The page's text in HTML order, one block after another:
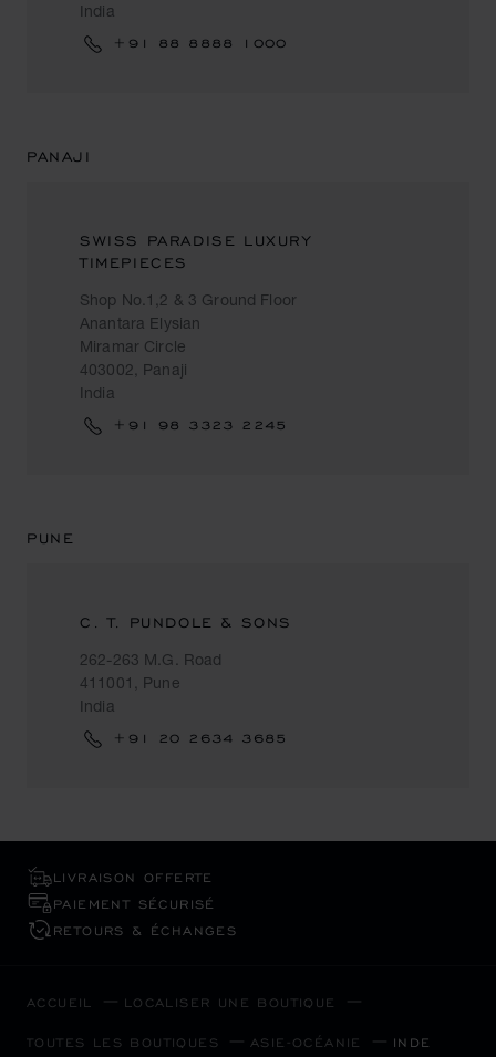
India
+91 88 8888 1000
PANAJI
SWISS PARADISE LUXURY
TIMEPIECES
Shop No.1,2 & 3 Ground Floor
Anantara Elysian
Miramar Circle
403002, Panaji
India
+91 98 3323 2245
PUNE
C. T. PUNDOLE & SONS
262-263 M.G. Road
411001, Pune
India
+91 20 2634 3685
LIVRAISON OFFERTE
PAIEMENT SÉCURISÉ
RETOURS & ÉCHANGES
ACCUEIL LOCALISER UNE BOUTIQUE
TOUTES LES BOUTIQUES ASIE-OCÉANIE INDE